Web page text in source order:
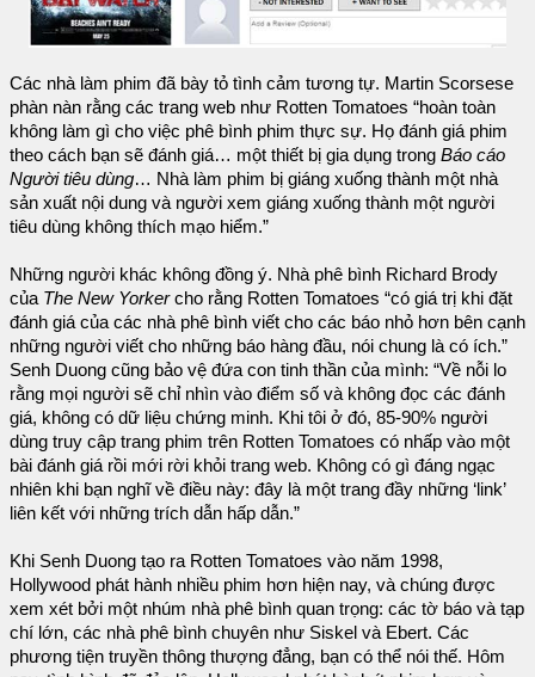
Các nhà làm phim đã bày tỏ tình cảm tương tự. Martin Scorsese
phàn nàn rằng các trang web như Rotten Tomatoes “hoàn toàn
không làm gì cho việc phê bình phim thực sự. Họ đánh giá phim
theo cách bạn sẽ đánh giá… một thiết bị gia dụng trong Báo cáo
Người tiêu dùng… Nhà làm phim bị giáng xuống thành một nhà
sản xuất nội dung và người xem giáng xuống thành một người
tiêu dùng không thích mạo hiểm.”
Những người khác không đồng ý. Nhà phê bình Richard Brody
của The New Yorkercho rằng Rotten Tomatoes “có giá trị khi đặt
đánh giá của các nhà phê bình viết cho các báo nhỏ hơn bên cạnh
những người viết cho những báo hàng đầu, nói chung là có ích.”
Senh Duong cũng bảo vệ đứa con tinh thần của mình: “Về nỗi lo
rằng mọi người sẽ chỉ nhìn vào điểm số và không đọc các đánh
giá, không có dữ liệu chứng minh. Khi tôi ở đó, 85-90% người
dùng truy cập trang phim trên Rotten Tomatoes có nhấp vào một
bài đánh giá rồi mới rời khỏi trang web. Không có gì đáng ngạc
nhiên khi bạn nghĩ về điều này: đây là một trang đầy những ‘link’
liên kết với những trích dẫn hấp dẫn.”
Khi Senh Duong tạo ra Rotten Tomatoes vào năm 1998,
Hollywood phát hành nhiều phim hơn hiện nay, và chúng được
xem xét bởi một nhúm nhà phê bình quan trọng: các tờ báo và tạp
chí lớn, các nhà phê bình chuyên như Siskel và Ebert. Các
phương tiện truyền thông thượng đẳng, bạn có thể nói thế. Hôm